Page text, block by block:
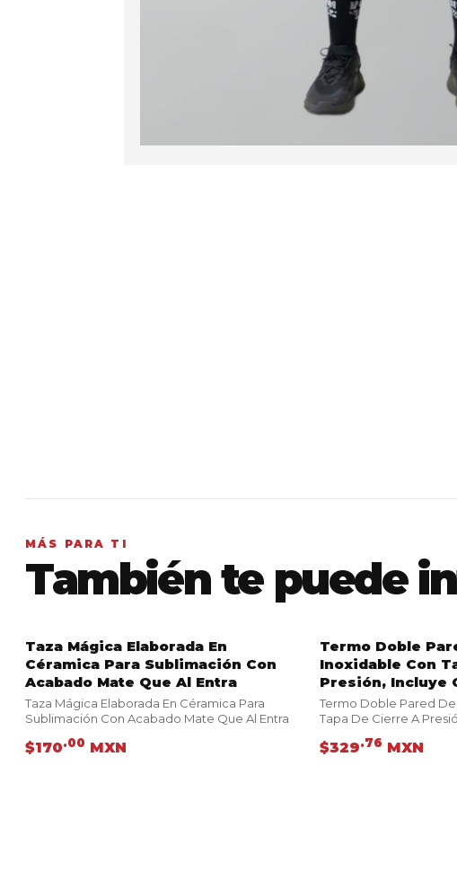
MÁS PARA TI
También te puede
VER PRODUCTO
Taza Mágica Elaborada En
Céramica Para Sublimación Con
Acabado Mate Que Al Entra
Taza Mágica Elaborada En Céramica Para
Sublimación Con Acabado Mate Que Al Entra
$170.00 MXN
VER PRODUCTO
Termo Doble
Inoxidable Con
Presión, Incluye
Termo Doble Pared
Tapa De Cierre A
$329.76 MXN